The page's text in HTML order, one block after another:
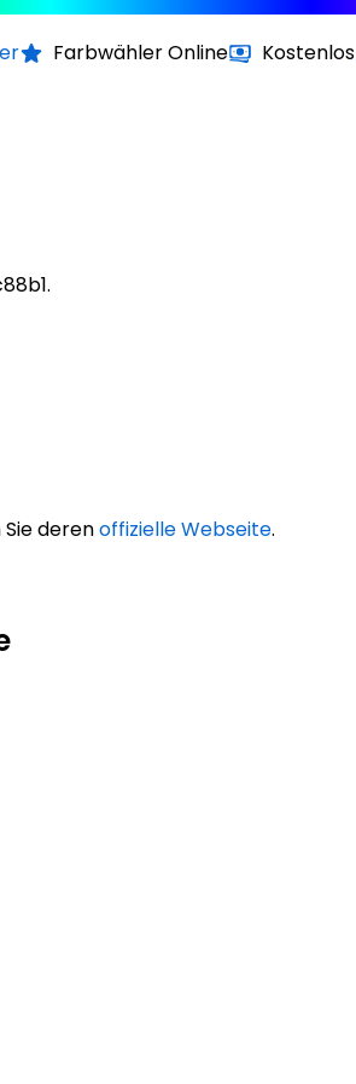
Farbwähler Online Kostenlos
derenoffizielle Webseite.